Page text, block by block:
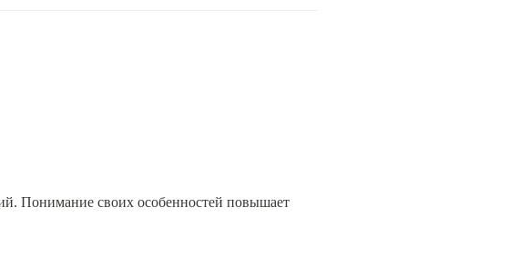
Понимание своих особенностей повышает